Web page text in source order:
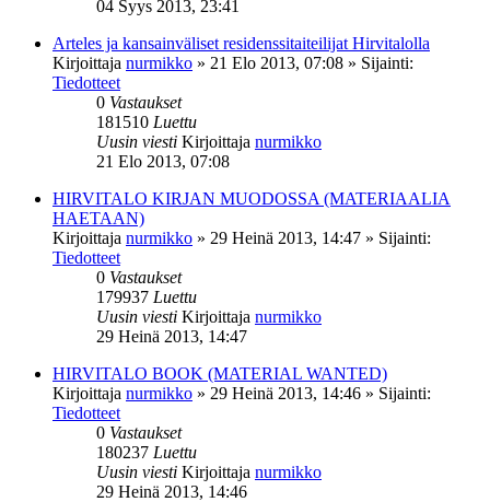
04 Syys 2013, 23:41
Arteles ja kansainväliset residenssitaiteilijat Hirvitalolla
Kirjoittaja nurmikko » 21 Elo 2013, 07:08 » Sijainti:
Tiedotteet
0 Vastaukset
181510 Luettu
Uusin viesti Kirjoittaja nurmikko
21 Elo 2013, 07:08
HIRVITALO KIRJAN MUODOSSA (MATERIAALIA
HAETAAN)
Kirjoittaja nurmikko » 29 Heinä 2013, 14:47 » Sijainti:
Tiedotteet
0 Vastaukset
179937 Luettu
Uusin viesti Kirjoittaja nurmikko
29 Heinä 2013, 14:47
HIRVITALO BOOK (MATERIAL WANTED)
Kirjoittaja nurmikko » 29 Heinä 2013, 14:46 » Sijainti:
Tiedotteet
0 Vastaukset
180237 Luettu
Uusin viesti Kirjoittaja nurmikko
29 Heinä 2013, 14:46